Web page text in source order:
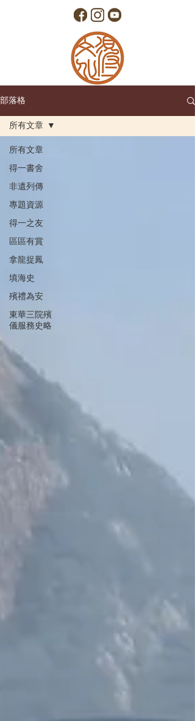
部落格
所有文章
得一書舍
非遺列傳
專題資源
得一之友
區區有賞
拿龍捉鳳
填海史
殯禮為安
東華三院殯
儀服務史略
所有文章